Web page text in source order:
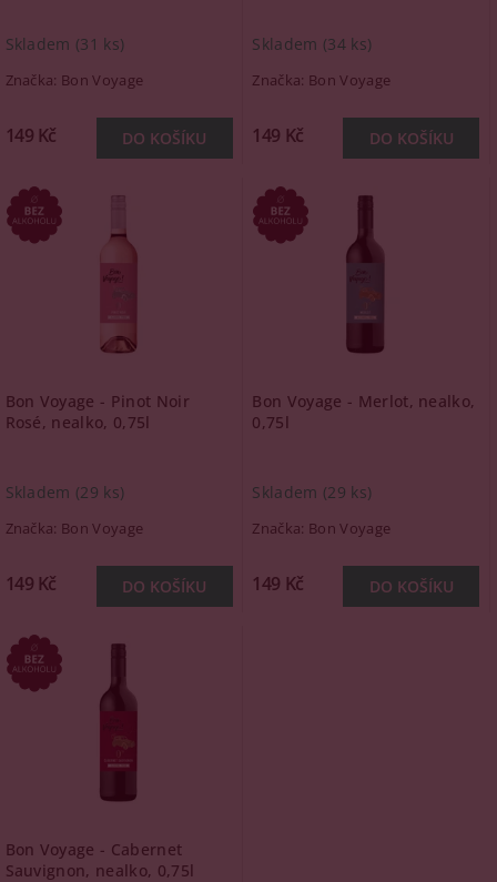
Skladem (31 ks)
Značka: Bon Voyage
149 Kč
Skladem (34 ks)
Značka: Bon Voyage
149 Kč
Bon Voyage - Pinot Noir
Rosé, nealko, 0,75l
Skladem (29 ks)
Značka: Bon Voyage
149 Kč
Bon Voyage - Merlot, nealko,
0,75l
Skladem (29 ks)
Značka: Bon Voyage
149 Kč
Bon Voyage - Cabernet
Sauvignon, nealko, 0,75l